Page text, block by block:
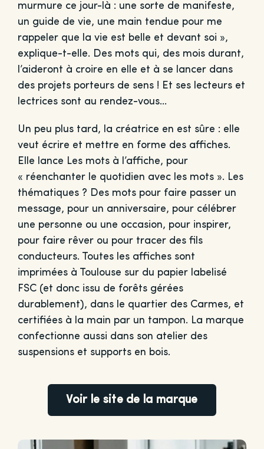
murmure ce jour-là : une sorte de manifeste,
un guide de vie, une main tendue pour me
rappeler que la vie est belle et devant soi »,
explique-t-elle. Des mots qui, des mois durant,
l’aideront à croire en elle et à se lancer dans
des projets porteurs de sens ! Et ses lecteurs et
lectrices sont au rendez-vous…
Un peu plus tard, la créatrice en est sûre : elle
veut écrire et mettre en forme des affiches.
Elle lance Les mots à l’affiche, pour
« réenchanter le quotidien avec les mots ». Les
thématiques ? Des mots pour faire passer un
message, pour un anniversaire, pour célébrer
une personne ou une occasion, pour inspirer,
pour faire rêver ou pour tracer des fils
conducteurs. Toutes les affiches sont
imprimées à Toulouse sur du papier labelisé
FSC (et donc issu de forêts gérées
durablement), dans le quartier des Carmes, et
certifiées à la main par un tampon. La marque
confectionne aussi dans son atelier des
suspensions et supports en bois.
Voir le site de la marque